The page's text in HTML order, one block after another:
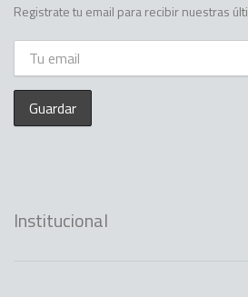
Registrate tu email para recibir nuestras
Institucional